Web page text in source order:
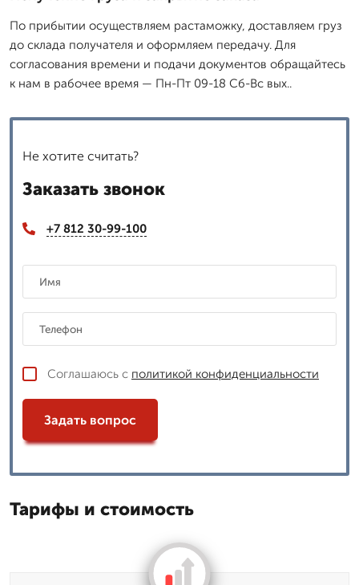
По прибытии осуществляем растаможку, доставляем груз
до склада получателя и оформляем передачу. Для
согласования времени и подачи документов обращайтесь
к нам в рабочее время — Пн-Пт 09-18 Сб-Вс вых..
Не хотите считать?
Заказать звонок
+7 812 30-99-100
Соглашаюсь с политикой конфиденциальности
Задать вопрос
Тарифы и стоимость